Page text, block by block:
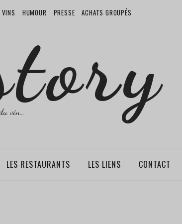
HUMOUR PRESSE ACHATS GROUPÉS
vin…
LES RESTAURANTS LES LIENS CONTACT